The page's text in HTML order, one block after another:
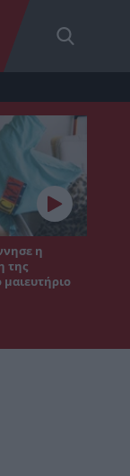
η
της